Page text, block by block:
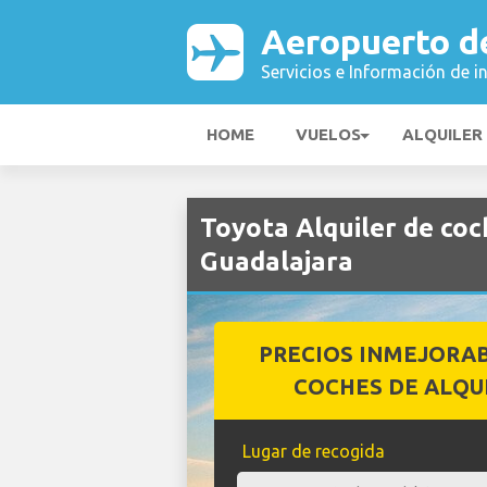
Aeropuerto
Servicios e Información de
HOME VUELOS ALQUILER
Toyota Alquiler de
Guadalajara
PRECIOS
COCHES DE
Lugar de recogida